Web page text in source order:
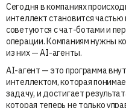
Сегодня в компаниях
интеллект становится
советуются с чат-ботами и
операции. Компаниям нужны
из них — AI-агенты.
AI-агент — это программа
интеллектом, которая
задачу, и достигает
которая теперь не только